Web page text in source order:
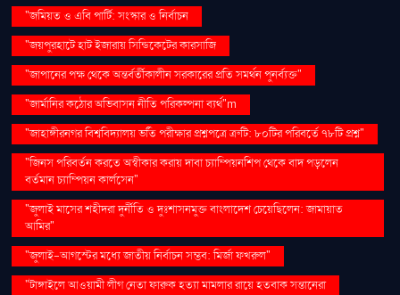
"জমিয়ত ও এবি পার্টি: সংস্কার ও নির্বাচন
"জয়পুরহাটে হাট ইজারায় সিন্ডিকেটের কারসাজি
"জাপানের পক্ষ থেকে অন্তর্বর্তীকালীন সরকারের প্রতি সমর্থন পুনর্ব্যক্ত"
"জার্মানির কঠোর অভিবাসন নীতি পরিকল্পনা ব্যর্থ"m
"জাহাঙ্গীরনগর বিশ্ববিদ্যালয় ভর্তি পরীক্ষার প্রশ্নপত্রে ত্রুটি: ৮০টির পরিবর্তে ৭৮টি প্রশ্ন"
"জিনস পরিবর্তন করতে অস্বীকার করায় দাবা চ্যাম্পিয়নশিপ থেকে বাদ পড়লেন
বর্তমান চ্যাম্পিয়ন কার্লসেন"
"জুলাই মাসের শহীদরা দুর্নীতি ও দুঃশাসনমুক্ত বাংলাদেশ চেয়েছিলেন: জামায়াত
আমির"
"জুলাই-আগস্টের মধ্যে জাতীয় নির্বাচন সম্ভব: মির্জা ফখরুল"
"টাঙ্গাইলে আওয়ামী লীগ নেতা ফারুক হত্যা মামলার রায়ে হতবাক সন্তানেরা